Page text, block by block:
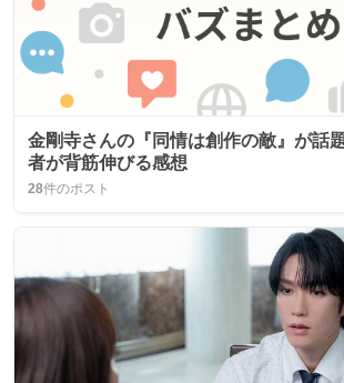
金剛寺さんの『同情は創作の敵』が話
者が背筋伸びる感想
28件のポスト